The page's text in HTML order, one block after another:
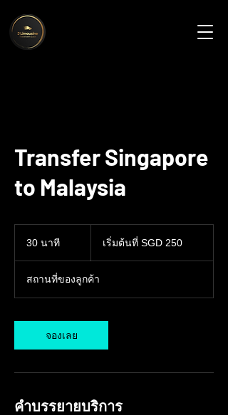
Transfer Singapore
to Malaysia
30 นาที
า
ที
250
สิงคโปร์
เริ่มต้นที่ SGD 250
สถานที่ของลูกค้า
จองเลย
คำบรรยายบริการ